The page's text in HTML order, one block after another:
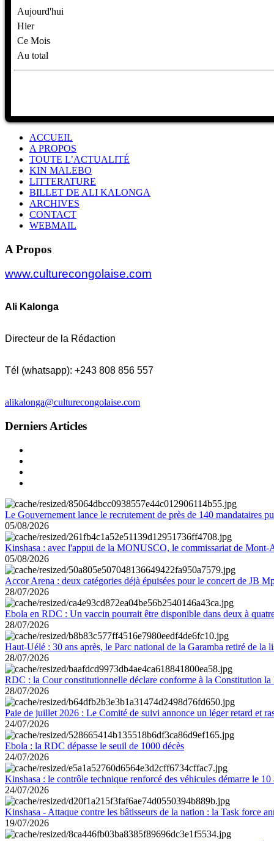
Aujourd'hui
Hier
Ce Mois
Au total
ACCUEIL
A PROPOS
TOUTE L’ACTUALITÉ
KIN MALEBO
LITTERATURE
BILLET DE ALI KALONGA
ARCHIVES
CONTACT
WEBMAIL
A Propos
www.culturecongolaise.com
Ali Kalonga
Directeur de la Rédaction
Tél (whatsapp): +243 808 856 557
alikalonga@culturecongolaise.com
Derniers Articles
Le Gouvernement lance le recrutement de près de 140 mandataires
05/08/2026
Kinshasa : avec l'appui de la MONUSCO, le commissariat de Mont-
05/08/2026
Accor Arena : deux catégories déjà épuisées pour le concert de JB
28/07/2026
Ebola en RDC : Un vaccin pourrait être disponible dans deux à
28/07/2026
Haut-Uélé : 30 ans après, le Parc national de la Garamba retiré de la
28/07/2026
RDC : la Cour constitutionnelle déclare conforme à la Constitution la
28/07/2026
Paie de juillet 2026 : Le Comité de suivi annonce un léger retard et
24/07/2026
Ebola : la RDC dépasse le seuil de 1000 décès
24/07/2026
Kinshasa : le contrôle technique renforcé des véhicules démarre le 10
24/07/2026
Kinshasa - Attaque contre les bâtisseurs de la nation : la Task force
19/07/2026